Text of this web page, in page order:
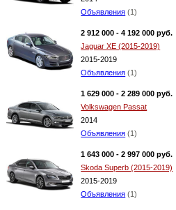
Объявления (1)
2 912 000 - 4 192 000 руб.
Jaguar XE (2015-2019)
2015-2019
Объявления (1)
1 629 000 - 2 289 000 руб.
Volkswagen Passat
2014
Объявления (1)
1 643 000 - 2 997 000 руб.
Skoda Superb (2015-2019)
2015-2019
Объявления (1)